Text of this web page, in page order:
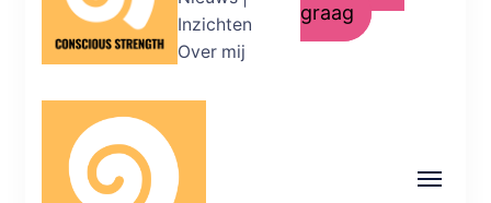
Helderheid in je emoties. Kracht in je
Inzichten
Over mij
graag